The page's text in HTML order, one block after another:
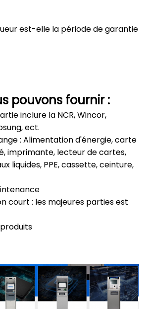
est-elle la période de garantie
pouvons fournir :
inclure la NCR, Wincor,
ect.
: Alimentation d'énergie, carte
imprimante, lecteur de cartes,
liquides, PPE, cassette, ceinture,
court : les majeures parties est